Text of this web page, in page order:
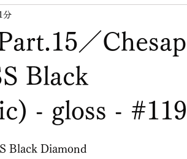
／
Black
- gloss -
分
Black Diamond